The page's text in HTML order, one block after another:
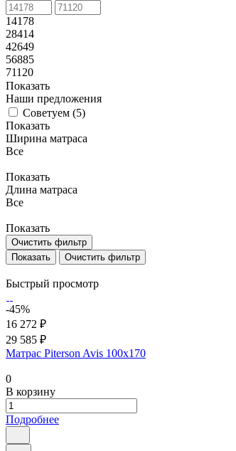
14178
28414
42649
56885
71120
Показать
Наши предложения
Советуем (5)
Показать
Ширина матраса
Все
Показать
Длина матраса
Все
Показать
Очистить фильтр
Очистить фильтр
Быстрый просмотр
-45%
16 272 ₽
29 585 ₽
Матрас Piterson Avis 100х170
0
В корзину
Подробнее